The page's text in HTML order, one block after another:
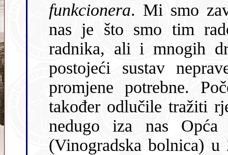
funkcionera. Mi smo završili i
nas je što smo tim
radnika, ali i mnogih
postojeći sustav nepravedan za zdravstvo uopće i da su
promjene potrebne. Počele
također odlučile tražiti
nedugo iza nas
(Vinogradska bolnica) u Zagrebu najavila promjene u načinu